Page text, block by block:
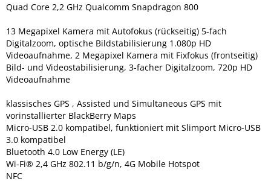
Quad Core 2,2 GHz Qualcomm Snapdragon 800
13 Megapixel Kamera mit Autofokus (rückseitig) 5-fach
Digitalzoom, optische Bildstabilisierung 1.080p HD
Videoaufnahme, 2 Megapixel Kamera mit Fixfokus (frontseitig)
Bild- und Videostabilisierung, 3-facher Digitalzoom, 720p HD
Videoaufnahme
klassisches GPS , Assisted und Simultaneous GPS mit
vorinstallierter BlackBerry Maps
Micro-USB 2.0 kompatibel, funktioniert mit Slimport Micro-USB
3.0 kompatibel
Bluetooth 4.0 Low Energy (LE)
Wi-Fi® 2,4 GHz 802.11 b/g/n, 4G Mobile Hotspot
NFC